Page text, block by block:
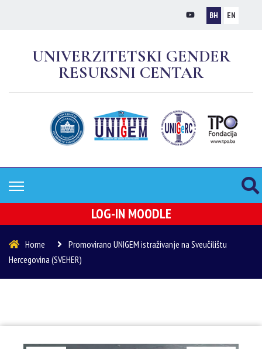
BH EN
UNIVERZITETSKI GENDER
RESURSNI CENTAR
LOG-IN MOODLE
Home
Promovirano UNIGEM istraživanje na Sveučilištu
Hercegovina (SVEHER)